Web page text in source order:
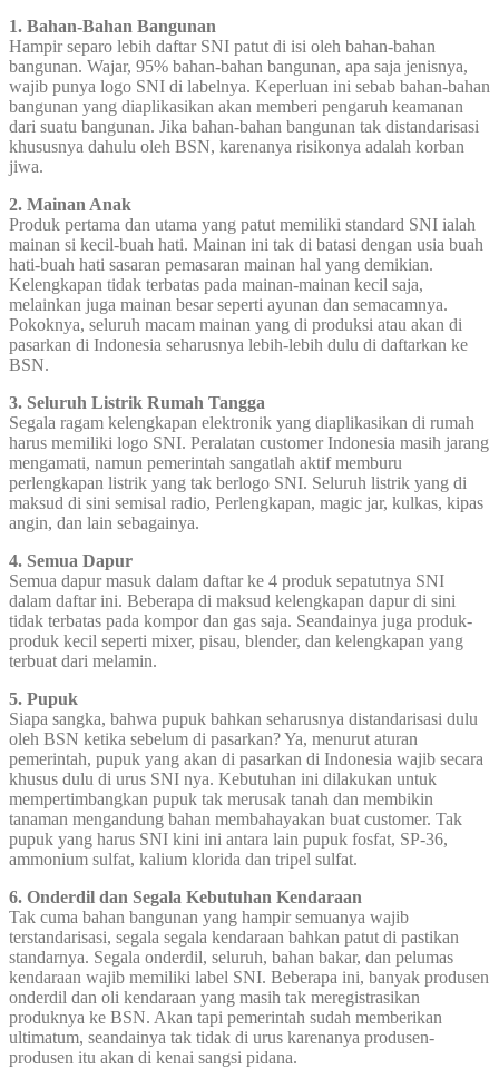
1. Bahan-Bahan Bangunan
Hampir separo lebih daftar SNI patut di isi oleh bahan-bahan
bangunan. Wajar, 95% bahan-bahan bangunan, apa saja jenisnya,
wajib punya logo SNI di labelnya. Keperluan ini sebab bahan-bahan
bangunan yang diaplikasikan akan memberi pengaruh keamanan
dari suatu bangunan. Jika bahan-bahan bangunan tak distandarisasi
khususnya dahulu oleh BSN, karenanya risikonya adalah korban
jiwa.
2. Mainan Anak
Produk pertama dan utama yang patut memiliki standard SNI ialah
mainan si kecil-buah hati. Mainan ini tak di batasi dengan usia buah
hati-buah hati sasaran pemasaran mainan hal yang demikian.
Kelengkapan tidak terbatas pada mainan-mainan kecil saja,
melainkan juga mainan besar seperti ayunan dan semacamnya.
Pokoknya, seluruh macam mainan yang di produksi atau akan di
pasarkan di Indonesia seharusnya lebih-lebih dulu di daftarkan ke
BSN.
3. Seluruh Listrik Rumah Tangga
Segala ragam kelengkapan elektronik yang diaplikasikan di rumah
harus memiliki logo SNI. Peralatan customer Indonesia masih jarang
mengamati, namun pemerintah sangatlah aktif memburu
perlengkapan listrik yang tak berlogo SNI. Seluruh listrik yang di
maksud di sini semisal radio, Perlengkapan, magic jar, kulkas, kipas
angin, dan lain sebagainya.
4. Semua Dapur
Semua dapur masuk dalam daftar ke 4 produk sepatutnya SNI
dalam daftar ini. Beberapa di maksud kelengkapan dapur di sini
tidak terbatas pada kompor dan gas saja. Seandainya juga produk-
produk kecil seperti mixer, pisau, blender, dan kelengkapan yang
terbuat dari melamin.
5. Pupuk
Siapa sangka, bahwa pupuk bahkan seharusnya distandarisasi dulu
oleh BSN ketika sebelum di pasarkan? Ya, menurut aturan
pemerintah, pupuk yang akan di pasarkan di Indonesia wajib secara
khusus dulu di urus SNI nya. Kebutuhan ini dilakukan untuk
mempertimbangkan pupuk tak merusak tanah dan membikin
tanaman mengandung bahan membahayakan buat customer. Tak
pupuk yang harus SNI kini ini antara lain pupuk fosfat, SP-36,
ammonium sulfat, kalium klorida dan tripel sulfat.
6. Onderdil dan Segala Kebutuhan Kendaraan
Tak cuma bahan bangunan yang hampir semuanya wajib
terstandarisasi, segala segala kendaraan bahkan patut di pastikan
standarnya. Segala onderdil, seluruh, bahan bakar, dan pelumas
kendaraan wajib memiliki label SNI. Beberapa ini, banyak produsen
onderdil dan oli kendaraan yang masih tak meregistrasikan
produknya ke BSN. Akan tapi pemerintah sudah memberikan
ultimatum, seandainya tak tidak di urus karenanya produsen-
produsen itu akan di kenai sangsi pidana.